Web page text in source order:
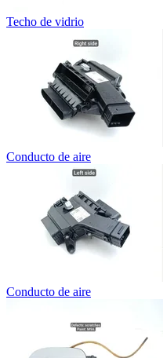
Techo de vidrio
Conducto de aire
Conducto de aire